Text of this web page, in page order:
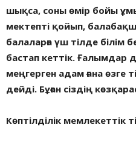
шықса, соны өмір бойы
мектепті қойып,
балаларға үш тілде білім
бастап кеттік. Ғалымдар
меңгерген адам ғана өзге
дейді. Бұған сіздің
Көптілділік мемлекеттік